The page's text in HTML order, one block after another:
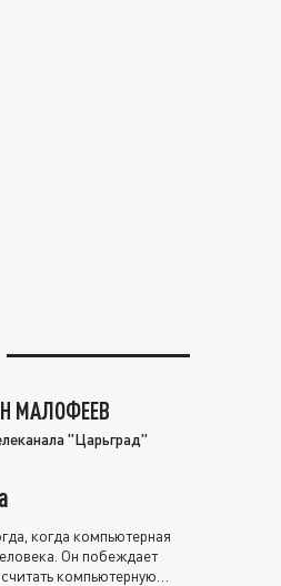
МАЛОФЕЕВ
"Царьград"
когда компьютерная
Он побеждает
компьютерную